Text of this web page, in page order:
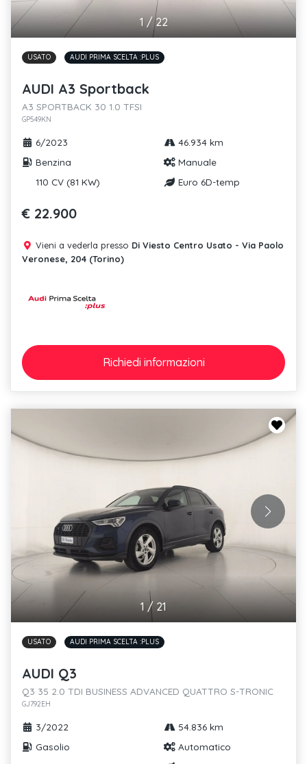
1/22
USATO AUDI PRIMA SCELTA :PLUS
AUDI A3 Sportback
A3 SPORTBACK 30 1.0 TFSI
GP549KN
6/2023
46.934 km
Benzina
Manuale
110 CV (81 KW)
Euro 6D-temp
€ 22.900
Vieni a vederla presso Di Viesto Centro Usato - Via Paolo
Veronese, 204 (Torino)
Richiedi informazioni
1 / 21
USATO AUDI PRIMA SCELTA :PLUS
AUDI Q3
Q3 35 2.0 TDI BUSINESS ADVANCED QUATTRO S-TRONIC
GJ792EH
3/2022
54.836 km
Gasolio
Automatico